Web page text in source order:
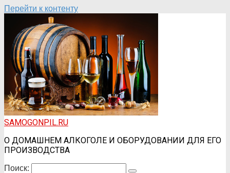
Перейти к контенту
SAMOGONPIL.RU
О ДОМАШНЕМ АЛКОГОЛЕ И ОБОРУДОВАНИИ ДЛЯ ЕГО
ПРОИЗВОДСТВА
Поиск: